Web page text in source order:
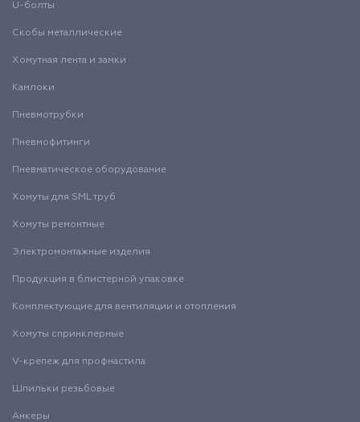
U-болты
Скобы металлические
Хомутная лента и замки
Камлоки
Пневмотрубки
Пневмофитинги
Пневматическое оборудование
Хомуты для SML труб
Хомуты ремонтные
Электромонтажные изделия
Продукция в блистерной упаковке
Комплектующие для вентиляции и отопления
Хомуты спринклерные
V-крепеж для профнастила
Шпильки резьбовые
Анкеры